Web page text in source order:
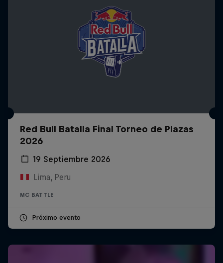
Red Bull Batalla Final Torneo de Plazas
2026
19 Septiembre 2026
Lima, Peru
MC BATTLE
Próximo evento